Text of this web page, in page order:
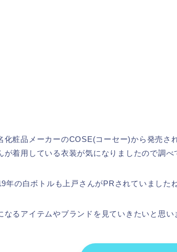
化粧品メーカーのCOSE(コーセー)から発売さ
が着用している衣装が気になりましたので調べ
年の白ボトルも上戸さんがPRされていましたね
なるアイテムやブランドを見ていきたいと思い